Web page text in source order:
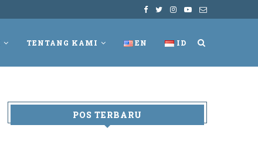
TENTANG KAMI EN ID
POS TERBARU